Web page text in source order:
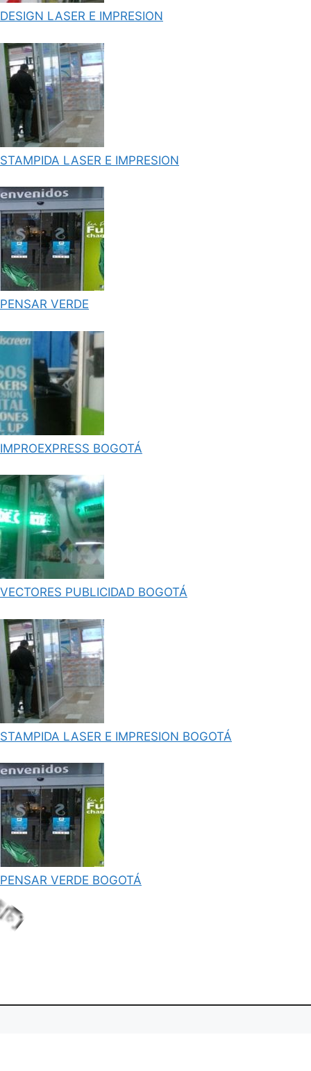
DESIGN LASER E IMPRESION
STAMPIDA LASER E IMPRESION
PENSAR VERDE
IMPROEXPRESS BOGOTÁ
VECTORES PUBLICIDAD BOGOTÁ
STAMPIDA LASER E IMPRESION BOGOTÁ
PENSAR VERDE BOGOTÁ
L
o
a
d
i
n
g